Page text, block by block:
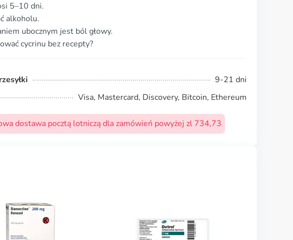
5–10 dni.
alkoholu.
ubocznym jest ból głowy.
cycrinu bez recepty?
9-21 dni
Visa, Mastercard, Discovery, Bitcoin, Ethereum
dostawa pocztą lotniczą dla zamówień powyżej zl 734,73